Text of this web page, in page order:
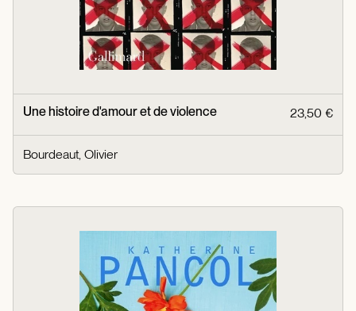
Une histoire d'amour et de violence 23,50 €
Bourdeaut, Olivier